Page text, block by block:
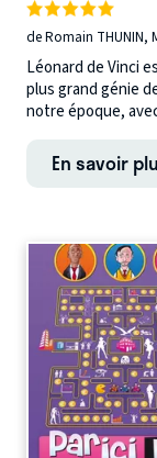
de Romain THUNIN,
Léonard de Vinci
plus grand génie
notre époque,
En savoir